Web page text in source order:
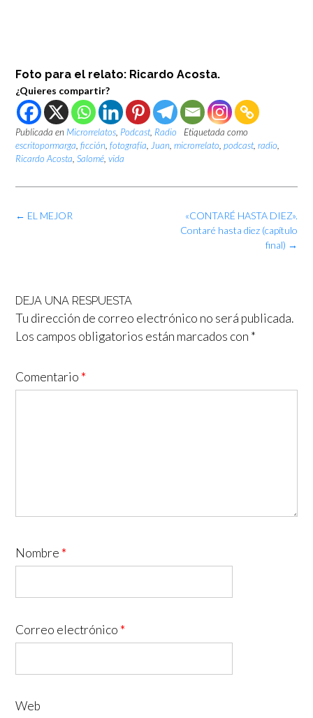
Foto para el relato: Ricardo Acosta.
¿Quieres compartir?
Publicada en Microrrelatos Podcast, Radio
Etiquetada como
escritopormarga ficción fotografía Juan microrrelato podcast, radio
Ricardo Acosta Salomé vida
Navegación
«CONTARÉ HASTA DIEZ».
Contaré hasta diez (capítulo
final) →
← EL MEJOR
DEJA UNA RESPUESTA
Tu dirección de correo electrónico no será publicada.
Los campos obligatorios están marcados con *
Comentario *
Nombre *
Correo electrónico *
Web